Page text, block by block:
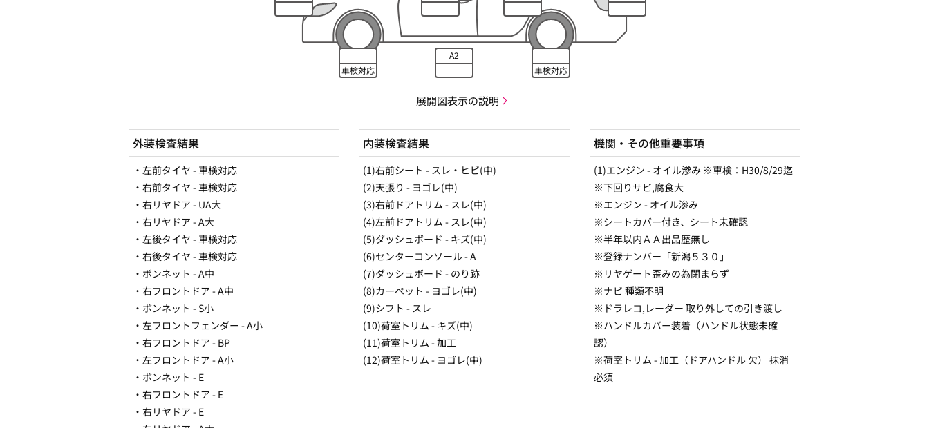
車検対応
A2
車検対応
展開図表示の説明
外装検査結果
・左前タイヤ - 車検対応
・右前タイヤ - 車検対応
・右リヤドア - UA大
・右リヤドア - A大
・左後タイヤ - 車検対応
・右後タイヤ - 車検対応
・ボンネット - A中
・右フロントドア - A中
・ボンネット - S小
・左フロントフェンダー - A小
・右フロントドア - BP
・左フロントドア - A小
・ボンネット - E
・右フロントドア - E
・右リヤドア - E
内装検査結果
(1)右前シート - スレ・ヒビ(中)
(2)天張り - ヨゴレ(中)
(3)右前ドアトリム - スレ(中)
(4)左前ドアトリム - スレ(中)
(5)ダッシュボード - キズ(中)
(6)センターコンソール - A
(7)ダッシュボード - のり跡
(8)カーペット - ヨゴレ(中)
(9)シフト - スレ
(10)荷室トリム - キズ(中)
(11)荷室トリム - 加工
(12)荷室トリム - ヨゴレ(中)
機関・その他重要事項
(1)エンジン - オイル滲み ※車検：H30/8/29迄
※下回りサビ,腐食大
※エンジン - オイル滲み
※シートカバー付き、シート未確認
※半年以内ＡＡ出品歴無し
※登録ナンバー「新潟５３０」
※リヤゲート歪みの為閉まらず
※ナビ 種類不明
※ドラレコ,レーダー 取り外しての引き渡し
※ハンドルカバー装着（ハンドル状態未確
認）
※荷室トリム - 加工（ドアハンドル 欠） 抹消
必須